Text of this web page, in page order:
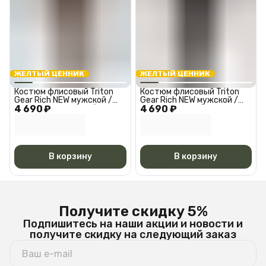
ЖЕЛТЫЙ ЦЕННИК
4 690 ₽
Костюм флисовый Triton
Gear Rich NEW мужской /
коричневый, 44-46/170-
В корзину
ЖЕЛТЫЙ ЦЕННИК
4 690 ₽
Костюм флисовый Triton
Gear Rich NEW мужской /
черный, 44-46/170-176
В корзину
Получите скидку 5%
Подпишитесь на наши акции и новости и
получите скидку на следующий заказ